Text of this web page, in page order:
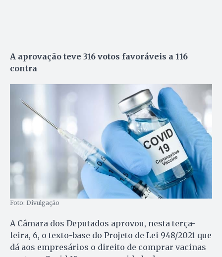
A aprovação teve 316 votos favoráveis a 116
contra
Foto: Divulgação
A Câmara dos Deputados aprovou, nesta terça-
feira, 6, o texto-base do Projeto de Lei 948/2021 que
dá aos empresários o direito de comprar vacinas